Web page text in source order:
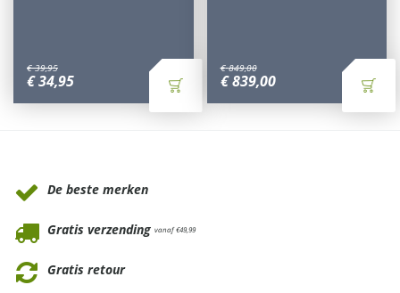
€ 39,95
€34,95
€ 849,00
€ 839,00
De beste merken
Gratis verzending vanaf €49,99
Gratis retour